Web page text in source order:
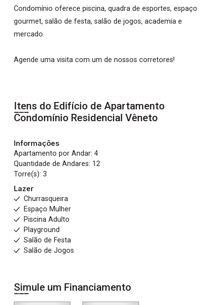
Condomínio oferece piscina, quadra de esportes, espaço
gourmet, salão de festa, salão de jogos, academia e
mercado.
Agende uma visita com um de nossos corretores!
Itens do Edifício de Apartamento
Condomínio Residencial Vêneto
Informações
Apartamento por Andar: 4
Quantidade de Andares: 12
Torre(s): 3
Lazer
Churrasqueira
Espaço Mulher
Piscina Adulto
Playground
Salão de Festa
Salão de Jogos
Simule um Financiamento